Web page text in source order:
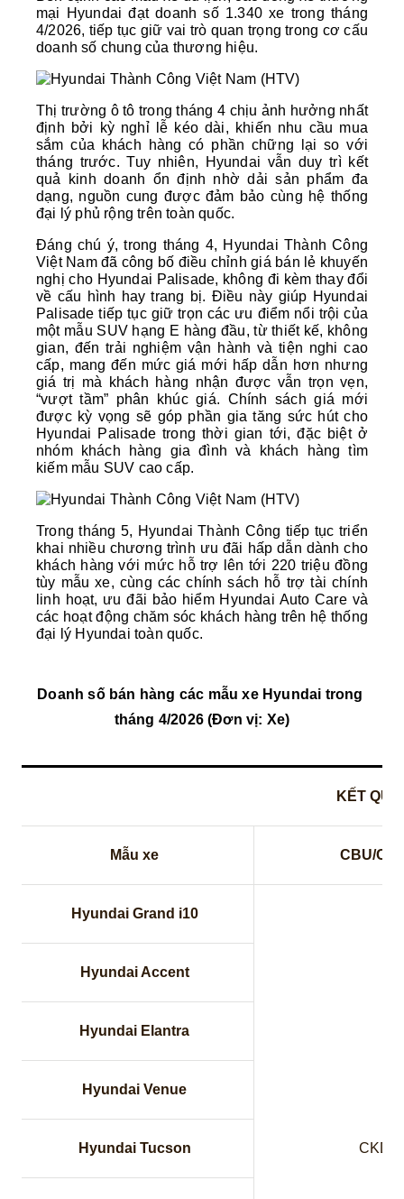
mại Hyundai đạt doanh số 1.340 xe trong tháng
4/2026, tiếp tục giữ vai trò quan trọng trong cơ cấu
doanh số chung của thương hiệu.
Thị trường ô tô trong tháng 4 chịu ảnh hưởng nhất
định bởi kỳ nghỉ lễ kéo dài, khiến nhu cầu mua
sắm của khách hàng có phần chững lại so với
tháng trước. Tuy nhiên, Hyundai vẫn duy trì kết
quả kinh doanh ổn định nhờ dải sản phẩm đa
dạng, nguồn cung được đảm bảo cùng hệ thống
đại lý phủ rộng trên toàn quốc.
Đáng chú ý, trong tháng 4, Hyundai Thành Công
Việt Nam đã công bố điều chỉnh giá bán lẻ khuyến
nghị cho Hyundai Palisade, không đi kèm thay đổi
về cấu hình hay trang bị. Điều này giúp Hyundai
Palisade tiếp tục giữ trọn các ưu điểm nổi trội của
một mẫu SUV hạng E hàng đầu, từ thiết kế, không
gian, đến trải nghiệm vận hành và tiện nghi cao
cấp, mang đến mức giá mới hấp dẫn hơn nhưng
giá trị mà khách hàng nhận được vẫn trọn vẹn,
“vượt tầm” phân khúc giá. Chính sách giá mới
được kỳ vọng sẽ góp phần gia tăng sức hút cho
Hyundai Palisade trong thời gian tới, đặc biệt ở
nhóm khách hàng gia đình và khách hàng tìm
kiếm mẫu SUV cao cấp.
Trong tháng 5, Hyundai Thành Công tiếp tục triển
khai nhiều chương trình ưu đãi hấp dẫn dành cho
khách hàng với mức hỗ trợ lên tới 220 triệu đồng
tùy mẫu xe, cùng các chính sách hỗ trợ tài chính
linh hoạt, ưu đãi bảo hiểm Hyundai Auto Care và
các hoạt động chăm sóc khách hàng trên hệ thống
đại lý Hyundai toàn quốc.
Doanh số bán hàng các mẫu xe Hyundai trong
tháng 4/2026 (Đơn vị: Xe)
KẾT
Mẫu xe CBU/
Hyundai Grand i10
CKD
Hyundai Accent
Hyundai Elantra
Hyundai Venue
Hyundai Tucson